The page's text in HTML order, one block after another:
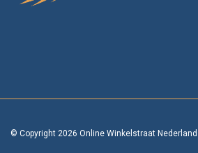
© Copyright 2026 Online Winkelstraat Nederland